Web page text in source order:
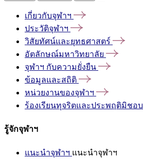
เกี่ยวกับจุฬาฯ
ประวัติจุฬาฯ
วิสัยทัศน์และยุทธศาสตร์
อัตลักษณ์มหาวิทยาลัย
จุฬาฯ กับความยั่งยืน
ข้อมูลและสถิติ
หน่วยงานของจุฬาฯ
ร้องเรียนทุจริตและประพฤติมิชอบ
รู้จักจุฬาฯ
แนะนำจุฬาฯ แนะนำจุฬาฯ